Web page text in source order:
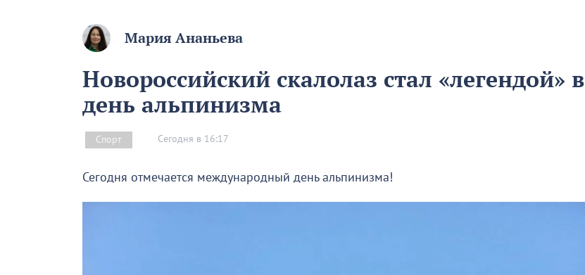
Мария Ананьева
Новороссийский скалолаз стал «легендой» в
день альпинизма
Спорт Сегодня в 16:17
Сегодня отмечается международный день альпинизма!